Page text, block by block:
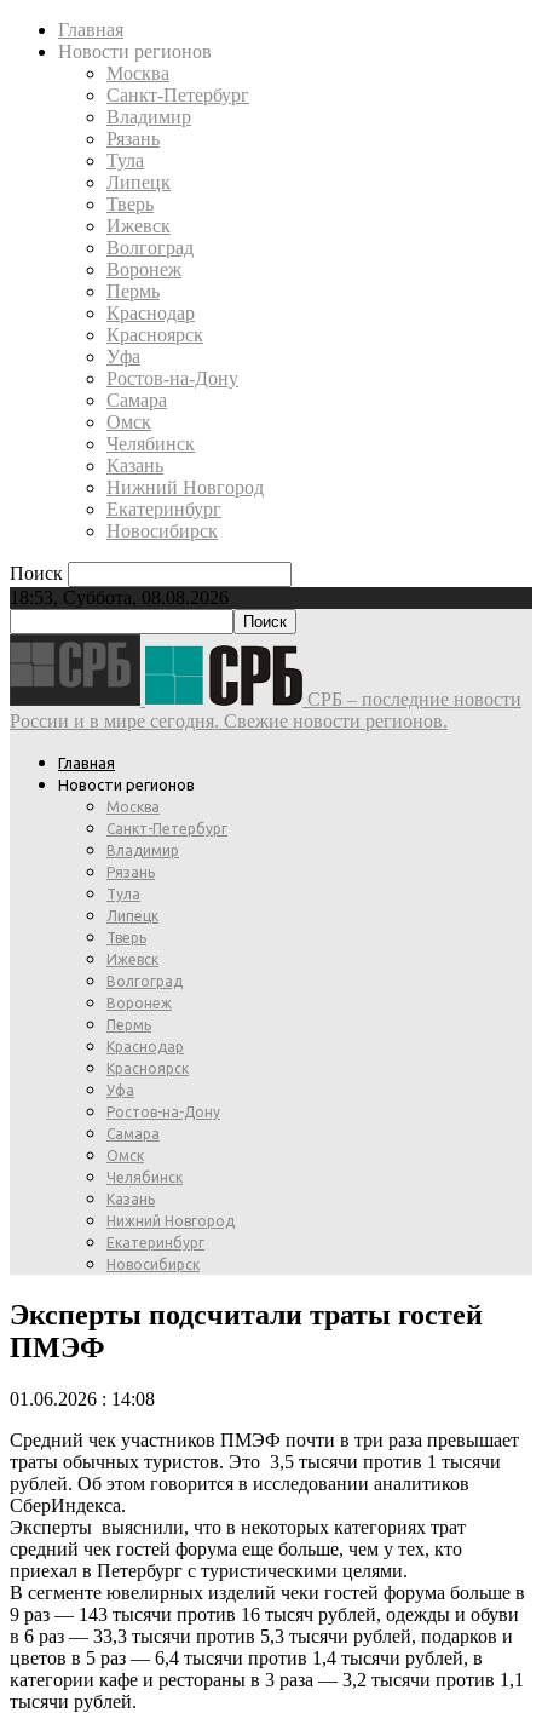
Главная
Новости регионов
Москва
Санкт-Петербург
Владимир
Рязань
Тула
Липецк
Тверь
Ижевск
Волгоград
Воронеж
Пермь
Краснодар
Красноярск
Уфа
Ростов-на-Дону
Самара
Омск
Челябинск
Казань
Нижний Новгород
Екатеринбург
Новосибирск
Поиск
18:53, Суббота, 08.08.2026
СРБ – последние новости
России и в мире сегодня. Свежие новости регионов.
Главная
Новости регионов
Москва
Санкт-Петербург
Владимир
Рязань
Тула
Липецк
Тверь
Ижевск
Волгоград
Воронеж
Пермь
Краснодар
Красноярск
Уфа
Ростов-на-Дону
Самара
Омск
Челябинск
Казань
Нижний Новгород
Екатеринбург
Новосибирск
Эксперты подсчитали траты гостей
ПМЭФ
01.06.2026 : 14:08
Средний чек участников ПМЭФ почти в три раза превышает
траты обычных туристов. Это 3,5 тысячи против 1 тысячи
рублей. Об этом говорится в исследовании аналитиков
СберИндекса.
Эксперты выяснили, что в некоторых категориях трат
средний чек гостей форума еще больше, чем у тех, кто
приехал в Петербург с туристическими целями.
В сегменте ювелирных изделий чеки гостей форума больше в
9 раз — 143 тысячи против 16 тысяч рублей, одежды и обуви
в 6 раз — 33,3 тысячи против 5,3 тысячи рублей, подарков и
цветов в 5 раз — 6,4 тысячи против 1,4 тысячи рублей, в
категории кафе и рестораны в 3 раза — 3,2 тысячи против 1,1
тысячи рублей.